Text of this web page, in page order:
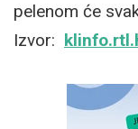
pelenom će
Izvor: